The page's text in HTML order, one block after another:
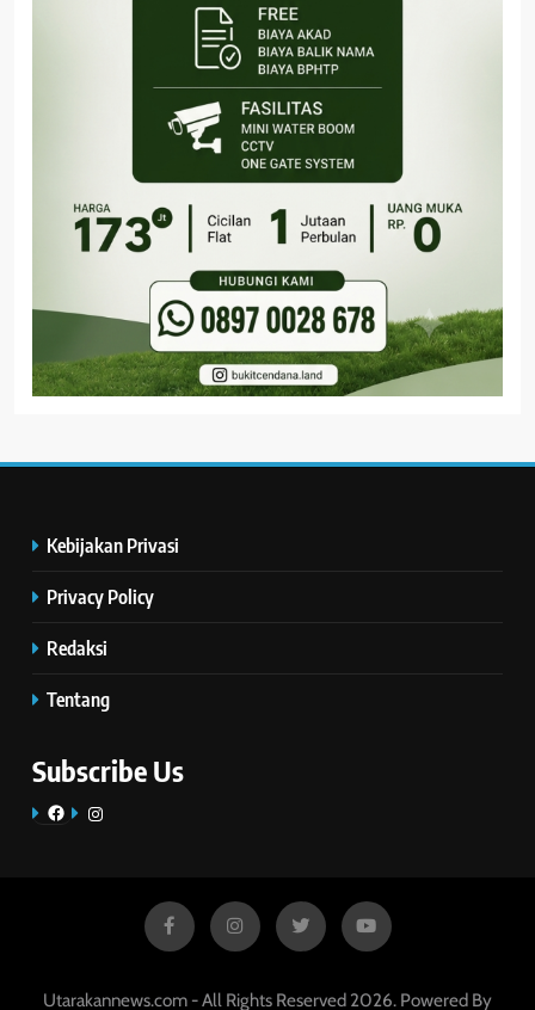
Kebijakan Privasi
Privacy Policy
Redaksi
Tentang
Subscribe Us
FacebookInstagram
Utarakannews.com - All Rights Reserved 2026. Powered By